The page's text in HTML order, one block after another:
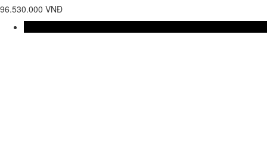
96.530.000 VNĐ